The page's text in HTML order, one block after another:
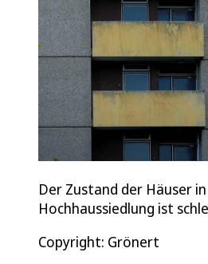
Der Zustand der Häuser
Hochhaussiedlung ist
Copyright: Grönert